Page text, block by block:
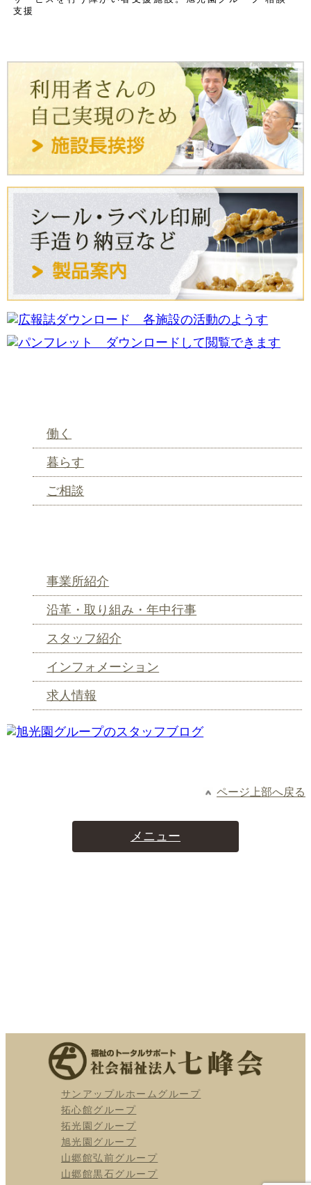
働く
暮らす
ご相談
事業所紹介
沿革・取り組み・年中行事
スタッフ紹介
インフォメーション
求人情報
ページ上部へ戻る
メニュー
サンアップルホームグループ
拓心館グループ
拓光園グループ
旭光園グループ
山郷館弘前グループ
山郷館黒石グループ